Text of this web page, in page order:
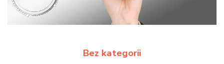
Bez kategorii